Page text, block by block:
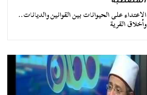
الاعتداء على الحيوانات بين القوانين والديانات..
وأخلاق القرية